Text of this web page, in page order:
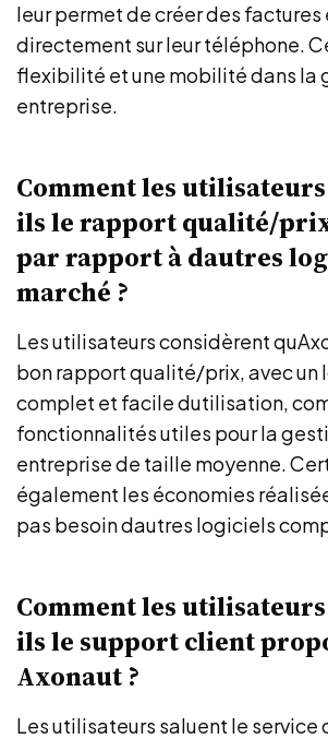
leur permet de créer des factures
directement sur leur téléphone.
flexibilité et une mobilité dans la
entreprise.
Comment les
ils le rapport qualité/
par rapport à dautres
marché ?
Les utilisateurs considèrent
bon rapport qualité/prix, avec un
complet et facile dutilisation,
fonctionnalités utiles pour la
entreprise de taille moyenne.
également les économies
pas besoin dautres logiciels
Comment les
ils le support client
Axonaut ?
Les utilisateurs saluent le service